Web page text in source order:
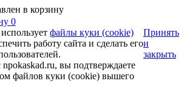
в корзину
0
файлы куки (cookie)
работу сайта и сделать его
вы подтверждаете
файлов куки (cookie) вышего
Принять
и
закрыть